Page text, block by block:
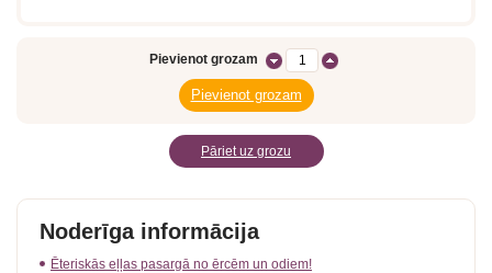
Pievienot grozam
Pāriet uz grozu
Noderīga informācija
Ēteriskās eļļas pasargā no ērcēm un odiem!